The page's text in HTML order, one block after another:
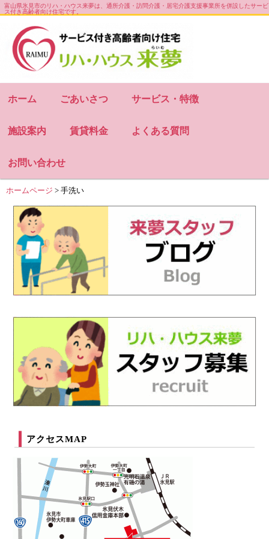
富山県氷見市のリハ・ハウス来夢は、通所介護・訪問介護・居宅介護支援事業所を併設したサービ
ス付き高齢者向け住宅です。
お知らせ 会社概要 サイトマップ
ホーム ごあいさつ サービス・特徴
施設案内 賃貸料金 よくある質問
お問い合わせ
ホームページ > 手洗い
アクセスMAP